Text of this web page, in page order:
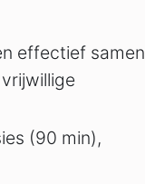
effectief samen
(90 min),